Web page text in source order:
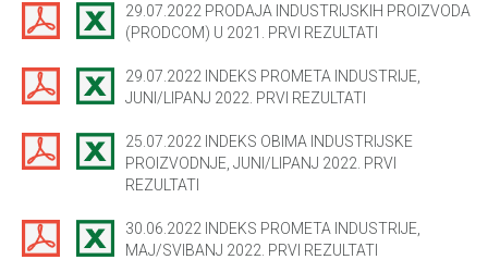
29.07.2022 PRODAJA INDUSTRIJSKIH PROIZVODA
(PRODCOM) U 2021. PRVI REZULTATI
29.07.2022 INDEKS PROMETA INDUSTRIJE,
JUNI/LIPANJ 2022. PRVI REZULTATI
25.07.2022 INDEKS OBIMA INDUSTRIJSKE
PROIZVODNJE, JUNI/LIPANJ 2022. PRVI
REZULTATI
30.06.2022 INDEKS PROMETA INDUSTRIJE,
MAJ/SVIBANJ 2022. PRVI REZULTATI